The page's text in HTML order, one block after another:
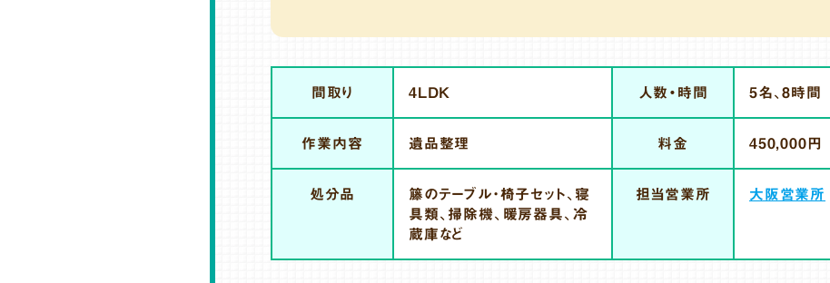
間取り 4LDK 人数・時間 5名、8時間
作業内容 遺品整理 料金 450,000円
処分品
籐のテーブル・椅子セット、寝
具類、掃除機、暖房器具、冷
蔵庫など
担当営業所 大阪営業所